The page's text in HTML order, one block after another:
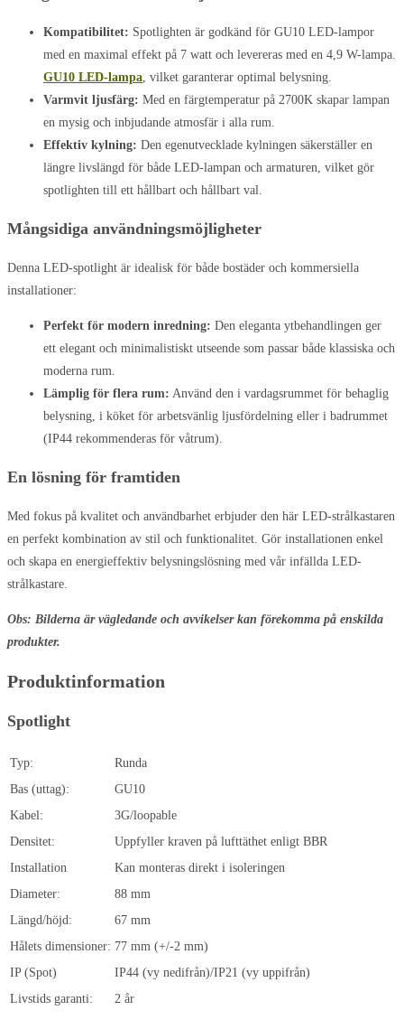
Kompatibilitet: Spotlighten är godkänd för GU10 LED-lampor
med en maximal effekt på 7 watt och levereras med en 4,9 W-lampa.
GU10 LED-lampa, vilket garanterar optimal belysning.
Varmvit ljusfärg: Med en färgtemperatur på 2700K skapar lampan
en mysig och inbjudande atmosfär i alla rum.
Effektiv kylning: Den egenutvecklade kylningen säkerställer en
längre livslängd för både LED-lampan och armaturen, vilket gör
spotlighten till ett hållbart och hållbart val.
Mångsidiga användningsmöjligheter
Denna LED-spotlight är idealisk för både bostäder och kommersiella
installationer:
Perfekt för modern inredning: Den eleganta ytbehandlingen ger
ett elegant och minimalistiskt utseende som passar både klassiska och
moderna rum.
Lämplig för flera rum: Använd den i vardagsrummet för behaglig
belysning, i köket för arbetsvänlig ljusfördelning eller i badrummet
(IP44 rekommenderas för våtrum).
En lösning för framtiden
Med fokus på kvalitet och användbarhet erbjuder den här LED-strålkastaren
en perfekt kombination av stil och funktionalitet. Gör installationen enkel
och skapa en energieffektiv belysningslösning med vår infällda LED-
strålkastare.
Obs: Bilderna är vägledande och avvikelser kan förekomma på enskilda
produkter.
Produktinformation
Spotlight
Typ:
Runda
Bas (uttag):
GU10
Kabel:
3G/loopable
Densitet:
Uppfyller kraven på lufttäthet enligt BBR
Installation
Kan monteras direkt i isoleringen
Diameter:
88 mm
Längd/höjd:
67 mm
Hålets dimensioner: 77 mm (+/-2 mm)
IP (Spot)
IP44 (vy nedifrån)/IP21 (vy uppifrån)
Livstids garanti:
2 år